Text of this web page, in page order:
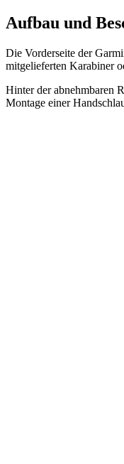
Aufbau und
Die Vorderseite der
mitgelieferten Karabiner
Hinter der abnehmbaren
Montage einer